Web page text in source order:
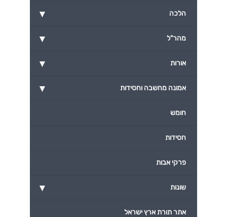
▾ הלכה
▾ מהר"ל
▾ אורות
▾ אמונה מחשבה וחסידות
חומש
חסידות
פרקי אבות
▾ שונות
אתר תורת ארץ ישראל